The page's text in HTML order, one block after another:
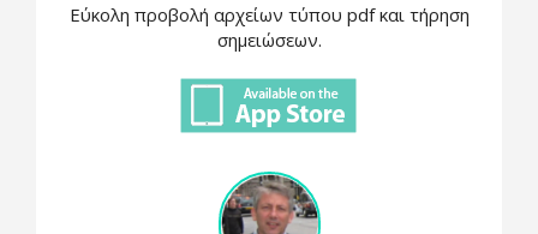
Εύκολη προβολή αρχείων τύπου pdf και τήρηση
σημειώσεων.